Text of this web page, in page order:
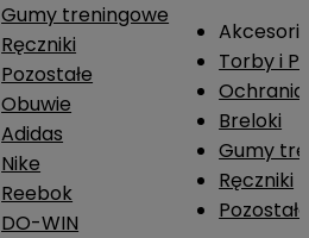
Gumy treningowe
Ręczniki
Pozostałe
Obuwie
Adidas
Nike
Reebok
DO-WIN
Torby i
Breloki
Gumy
Ręczniki